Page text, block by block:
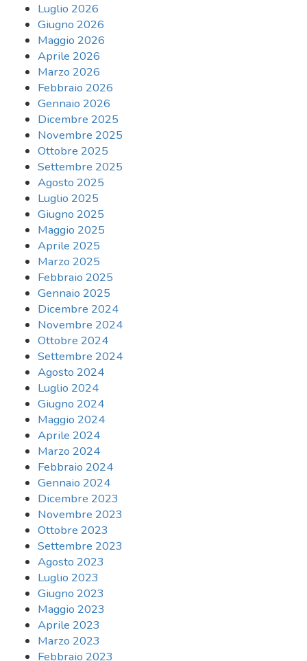
Luglio 2026
Giugno 2026
Maggio 2026
Aprile 2026
Marzo 2026
Febbraio 2026
Gennaio 2026
Dicembre 2025
Novembre 2025
Ottobre 2025
Settembre 2025
Agosto 2025
Luglio 2025
Giugno 2025
Maggio 2025
Aprile 2025
Marzo 2025
Febbraio 2025
Gennaio 2025
Dicembre 2024
Novembre 2024
Ottobre 2024
Settembre 2024
Agosto 2024
Luglio 2024
Giugno 2024
Maggio 2024
Aprile 2024
Marzo 2024
Febbraio 2024
Gennaio 2024
Dicembre 2023
Novembre 2023
Ottobre 2023
Settembre 2023
Agosto 2023
Luglio 2023
Giugno 2023
Maggio 2023
Aprile 2023
Marzo 2023
Febbraio 2023